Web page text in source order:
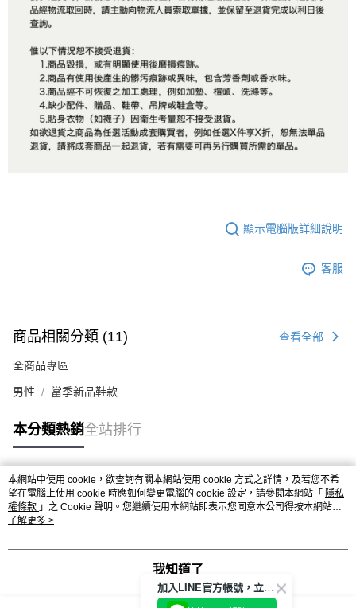
顯示電腦版詳細說明
客服
商品相關分類 (11) 查看全部
全商品專區
男性 當季新品鞋款
本分類熱銷全站排行
熱門標籤
本網站中使用 cookie，欲查詢有關本網站使用 cookie 方式之詳情，及若您不希
望在電腦上使用 cookie 時應如何變更電腦的 cookie 設定，請參閱本網站「 隱私
權條款 」之 Cookie 聲明。您繼續使用本網站即表示您同意本公司得按本網站使
用條款之 Cookie 聲明使用 cookie。
了解更多 >
我知道了
加入LINE官方帳號，立即獲得$100購物金!